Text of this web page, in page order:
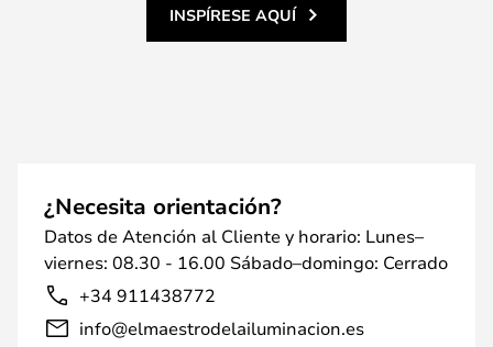
INSPÍRESE AQUÍ
¿Necesita orientación?
Datos de Atención al Cliente y horario: Lunes–
viernes: 08.30 - 16.00 Sábado–domingo: Cerrado
+34 911438772
info@elmaestrodelailuminacion.es